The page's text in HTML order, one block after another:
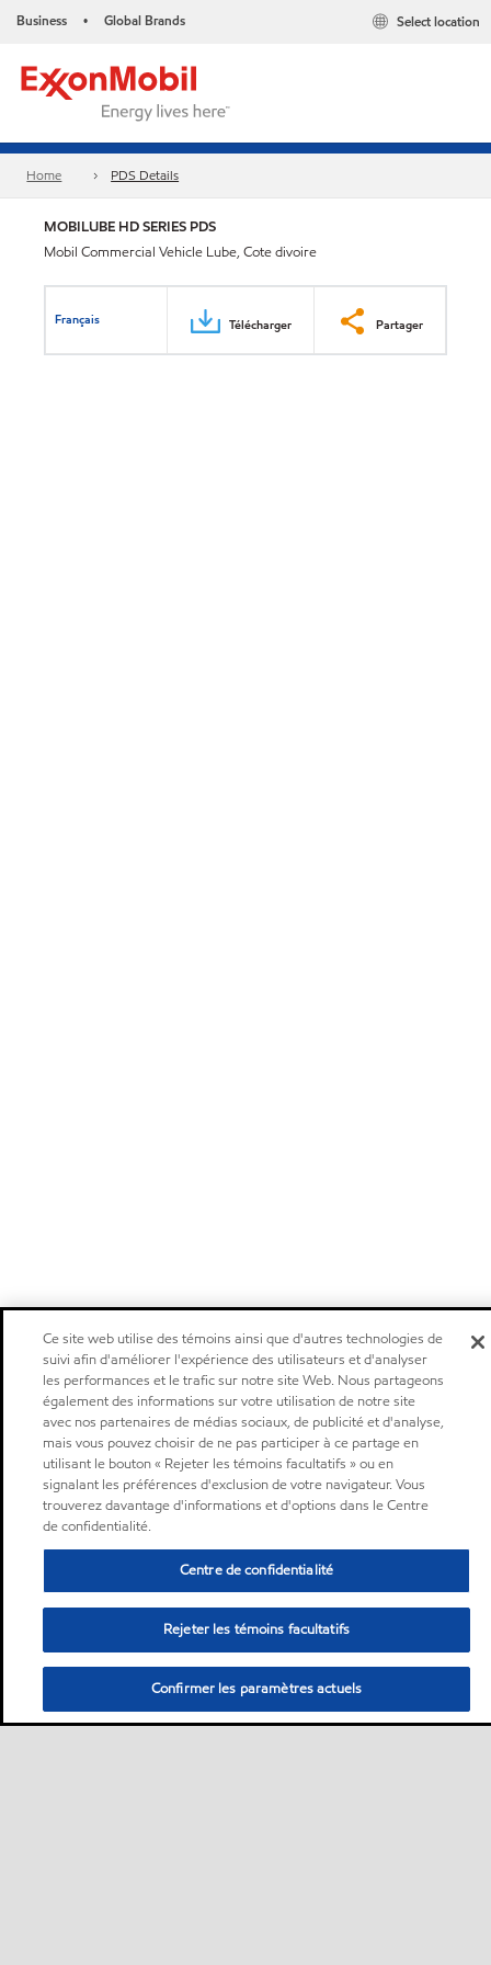
Business • Global Brands Select location
Home PDS Details
MOBILUBE HD SERIES PDS
Mobil Commercial Vehicle Lube, Cote divoire
Français Télécharger Partager
Ce site web utilise des témoins ainsi que d'autres technologies de
suivi afin d'améliorer l'expérience des utilisateurs et d'analyser
les performances et le trafic sur notre site Web. Nous partageons
également des informations sur votre utilisation de notre site
avec nos partenaires de médias sociaux, de publicité et d'analyse,
mais vous pouvez choisir de ne pas participer à ce partage en
utilisant le bouton « Rejeter les témoins facultatifs » ou en
signalant les préférences d'exclusion de votre navigateur. Vous
trouverez davantage d'informations et d'options dans le Centre
de confidentialité.
Centre de confidentialité
Rejeter les témoins facultatifs
Confirmer les paramètres actuels